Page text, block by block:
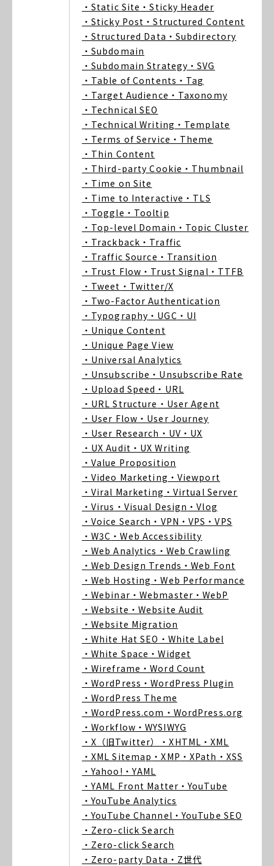
・Static Site ・Sticky Header
・Sticky Post ・Structured Content
・Structured Data ・Subdirectory
・Subdomain
・Subdomain Strategy ・SVG
・Table of Contents ・Tag
・Target Audience ・Taxonomy
・Technical SEO
・Technical Writing ・Template
・Terms of Service ・Theme
・Thin Content
・Third-party Cookie ・Thumbnail
・Time on Site
・Time to Interactive ・TLS
・Toggle ・Tooltip
・Top-level Domain ・Topic Cluster
・Trackback ・Traffic
・Traffic Source ・Transition
・Trust Flow ・Trust Signal ・TTFB
・Tweet ・Twitter/X
・Two-Factor Authentication
・Typography ・UGC ・UI
・Unique Content
・Unique Page View
・Universal Analytics
・Unsubscribe ・Unsubscribe Rate
・Upload Speed ・URL
・URL Structure ・User Agent
・User Flow ・User Journey
・User Research ・UV ・UX
・UX Audit ・UX Writing
・Value Proposition
・Video Marketing ・Viewport
・Viral Marketing ・Virtual Server
・Virus ・Visual Design ・Vlog
・Voice Search ・VPN ・VPS ・VPS
・W3C ・Web Accessibility
・Web Analytics ・Web Crawling
・Web Design Trends ・Web Font
・Web Hosting ・Web Performance
・Webinar ・Webmaster ・WebP
・Website ・Website Audit
・Website Migration
・White Hat SEO ・White Label
・White Space ・Widget
・Wireframe ・Word Count
・WordPress ・WordPress Plugin
・WordPress Theme
・WordPress.com ・WordPress.org
・Workflow ・WYSIWYG
・X（旧Twitter）
・XHTML ・XML
・XML Sitemap ・XMP ・XPath ・XSS
・Yahoo! ・YAML
・YAML Front Matter ・YouTube
・YouTube Analytics
・YouTube Channel ・YouTube SEO
・Zero-click Search
・Zero-click Search
・Zero-party Data ・Z世代